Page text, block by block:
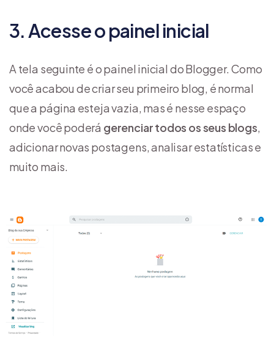
3. Acesse o painel inicial
A tela seguinte é o painel inicial do Blogger. Como
você acabou de criar seu primeiro blog, é normal
que a página esteja vazia, mas é nesse espaço
onde você poderá gerenciar todos os seus blogs,
adicionar novas postagens, analisar estatísticas e
muito mais.